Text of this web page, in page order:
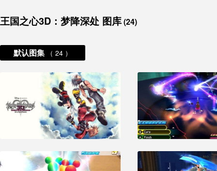
王国之心3D：梦降深处 图库(24)
默认图集 （ 24 ）